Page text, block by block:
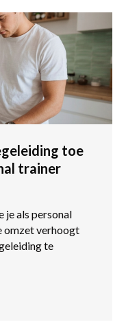
toe
trainer
je als personal
omzet verhoogt
te